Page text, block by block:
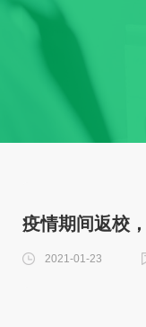
疫情期间返校
2021-01-23